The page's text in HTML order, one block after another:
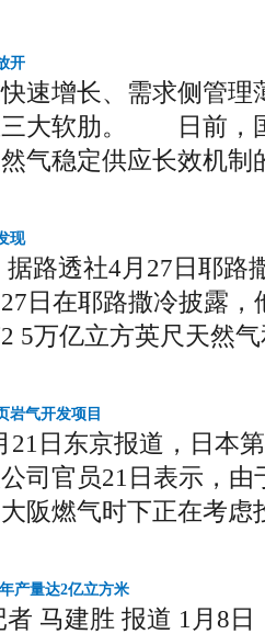
开
长、需求侧管理薄
三大软肋。 日前，
然气稳定供应长效机
现
透社4月27日耶路
日在耶路撒冷披露
5万亿立方英尺天然
岩气开发项目
日东京报道，日本第
司官员21日表示，
阪燃气时下正在考虑
产量达2亿立方米
胜 报道 1月8日，